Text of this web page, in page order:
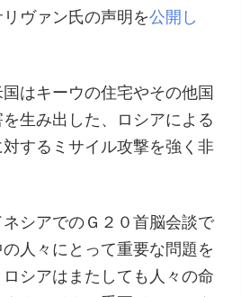
サービス
ヴァン氏の声明を公開し
はキーウの住宅やその他国
生み出した、ロシアによる
するミサイル攻撃を強く非
シアでのＧ２０首脳会談で
人々にとって重要な問題を
シアはまたしても人々の命